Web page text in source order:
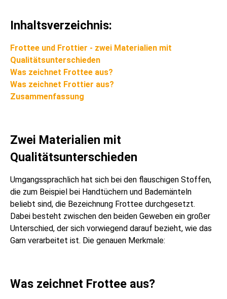
Inhaltsverzeichnis:
Frottee und Frottier - zwei Materialien mit
Qualitätsunterschieden
Was zeichnet Frottee aus?
Was zeichnet Frottier aus?
Zusammenfassung
Zwei Materialien mit
Qualitätsunterschieden
Umgangssprachlich hat sich bei den flauschigen Stoffen,
die zum Beispiel bei Handtüchern und Bademänteln
beliebt sind, die Bezeichnung Frottee durchgesetzt.
Dabei besteht zwischen den beiden Geweben ein großer
Unterschied, der sich vorwiegend darauf bezieht, wie das
Garn verarbeitet ist. Die genauen Merkmale:
Was zeichnet Frottee aus?